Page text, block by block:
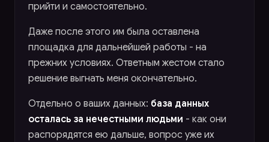
прийти и самостоятельно.
Даже после этого им была оставлена
площадка для дальнейшей работы - на
прежних условиях. Ответным жестом стало
решение выгнать меня окончательно.
Отдельно о ваших данных: база данных
осталась за нечестными людьми - как они
распорядятся ею дальше, вопрос уже их